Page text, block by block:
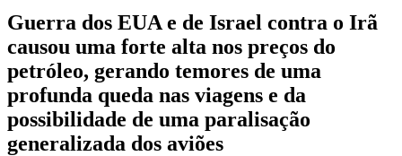
Guerra dos EUA e de Israel contra o Irã
causou uma forte alta nos preços do
petróleo, gerando temores de uma
profunda queda nas viagens e da
possibilidade de uma paralisação
generalizada dos aviões